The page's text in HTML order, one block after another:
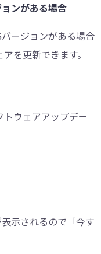
ンがある場合
ージョンがある場合
を更新できます。
トウェアアップデー
示されるので「今す